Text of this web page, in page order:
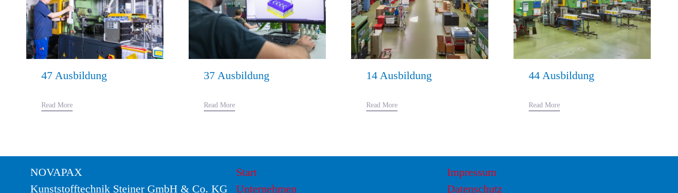
47 Ausbildung
Read More
37 Ausbildung
Read More
14 Ausbildung
Read More
44 Ausbildung
Read More
NOVAPAX
Kunststofftechnik Steiner GmbH & Co. KG
Start
Unternehmen
Impressum
Datenschutz